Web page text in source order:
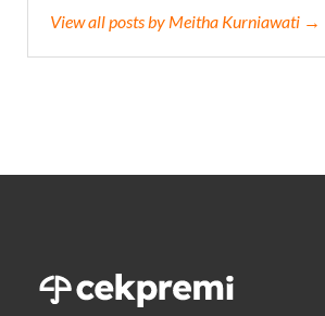
View all posts by Meitha Kurniawati →